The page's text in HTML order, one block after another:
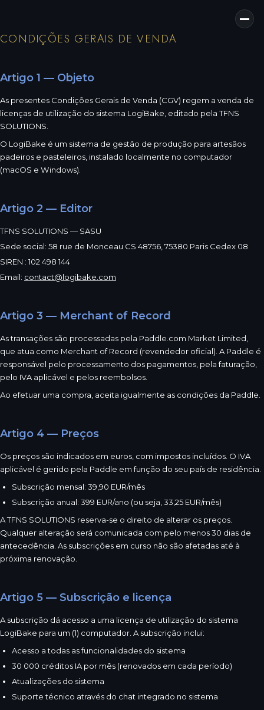
CONDIÇÕES GERAIS DE VENDA
Artigo 1 — Objeto
As presentes Condições Gerais de Venda (CGV) regem a venda de
licenças de utilização do sistema LogiBake, editado pela TFNS
SOLUTIONS.
O LogiBake é um sistema de gestão de produção para artesãos
padeiros e pasteleiros, instalado localmente no computador
(macOS e Windows).
Artigo 2 — Editor
TFNS SOLUTIONS — SASU
Sede social: 58 rue de Monceau CS 48756, 75380 Paris Cedex 08
SIREN : 102 498 144
Email: contact@logibake.com
Artigo 3 — Merchant of Record
As transações são processadas pela Paddle.com Market Limited,
que atua como Merchant of Record (revendedor oficial). A Paddle é
responsável pelo processamento dos pagamentos, pela faturação,
pelo IVA aplicável e pelos reembolsos.
Ao efetuar uma compra, aceita igualmente as condições da Paddle.
Artigo 4 — Preços
Os preços são indicados em euros, com impostos incluídos. O IVA
aplicável é gerido pela Paddle em função do seu país de residência.
Subscrição mensal: 39,90 EUR/mês
Subscrição anual: 399 EUR/ano (ou seja, 33,25 EUR/mês)
A TFNS SOLUTIONS reserva-se o direito de alterar os preços.
Qualquer alteração será comunicada com pelo menos 30 dias de
antecedência. As subscrições em curso não são afetadas até à
próxima renovação.
Artigo 5 — Subscrição e licença
A subscrição dá acesso a uma licença de utilização do sistema
LogiBake para um (1) computador. A subscrição inclui:
Acesso a todas as funcionalidades do sistema
30 000 créditos IA por mês (renovados em cada período)
Atualizações do sistema
Suporte técnico através do chat integrado no sistema